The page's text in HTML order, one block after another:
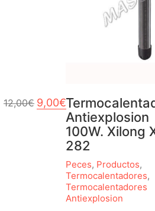
12,00€ El precio original era:
9,00€El precio actual es:
Antiexplosion
100W. Xilong
282
Peces, Productos,
Termocalentadores,
Termocalentadores
Antiexplosion